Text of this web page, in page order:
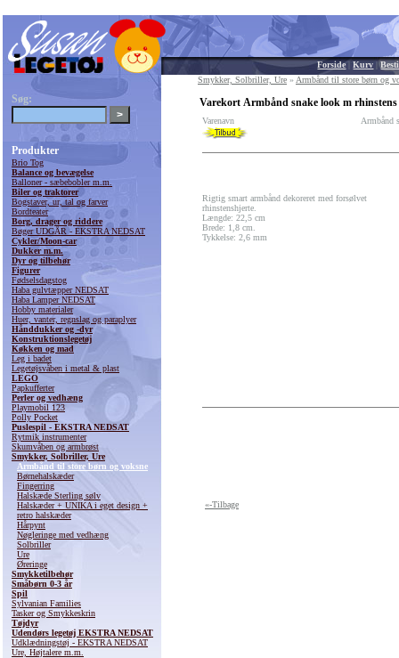
Forside|Kurv |
Søg:
Produkter
Brio Tog
Balance og bevægelse
Balloner - sæbebobler m.m.
Biler og traktorer
Bogstaver, ur, tal og farver
Bordteater
Borg, drager og riddere
Bøger UDGÅR - EKSTRA NEDSAT
Cykler/Moon-car
Dukker m.m.
Dyr og tilbehør
Figurer
Fødselsdagstog
Haba gulvtæpper NEDSAT
Haba Lamper NEDSAT
Hobby materialer
Huer, vanter, regnslag og paraplyer
Hånddukker og -dyr
Konstruktionslegetøj
Køkken og mad
Leg i badet
Legetøjsvåben i metal & plast
LEGO
Papkufferter
Perler og vedhæng
Playmobil 123
Polly Pocket
Puslespil - EKSTRA NEDSAT
Rytmik instrumenter
Skumvåben og armbrøst
Smykker, Solbriller, Ure
Armbånd til store børn og voksne
Børnehalskæder
Fingerring
Halskæde Sterling sølv
Halskæder + UNIKA i eget design +
retro halskæder
Hårpynt
Nøgleringe med vedhæng
Solbriller
Ure
Øreringe
Smykketilbehør
Småbørn 0-3 år
Spil
Sylvanian Families
Tasker og Smykkeskrin
Tøjdyr
Udendørs legetøj EKSTRA NEDSAT
Udklædningstøj - EKSTRA NEDSAT
Ure, Højtalere m.m.
Smykker, Solbriller, Ure » Armbånd til store børn og
Varekort Armbånd snake look m
Varenavn Armbånd
Rigtig smart armbånd dekoreret med forsølvet
rhinstenshjerte.
Længde: 22,5 cm
Brede: 1,8 cm.
Tykkelse: 2,6 mm
«-Tilbage